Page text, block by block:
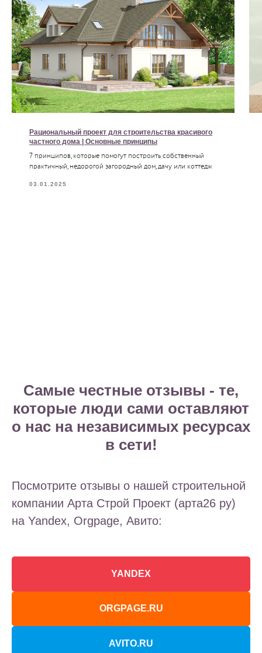
Рациональный проект для строительства красивого
частного дома | Основные принципы
7 принципов, которые помогут построить собственный
практичный, недорогой загородный дом, дачу или коттедж
03.01.2025
Самые честные отзывы - те,
которые люди сами оставляют
о нас на независимых ресурсах
в сети!
Посмотрите отзывы о нашей строительной
компании Арта Строй Проект (арта26 ру)
на Yandex, Orgpage, Авито:
YANDEX
ORGPAGE.RU
AVITO.RU